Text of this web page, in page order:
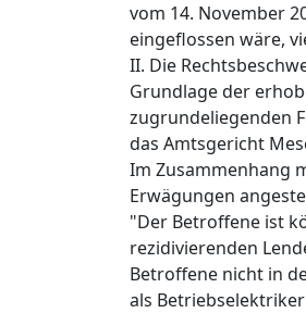
vom 14. November
eingeflossen wäre,
II. Die
Grundlage der
zugrundeliegenden
das Amtsgericht
Im Zusammenhang
Erwägungen
"Der Betroffene ist
rezidivierenden
Betroffene nicht in
als